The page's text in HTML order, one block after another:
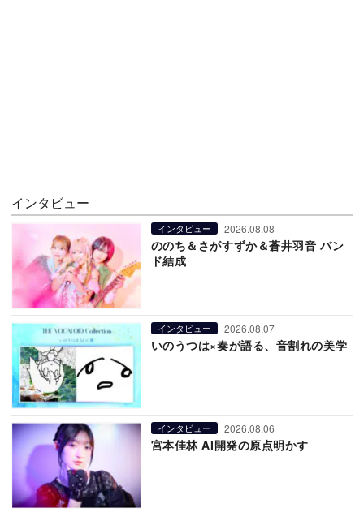
インタビュー
インタビュー 2026.08.08
ののち＆さがすずか＆蒼井羽音 バン
ド結成
インタビュー 2026.08.07
いのうつは×奏が語る、音割れの美学
インタビュー 2026.08.06
宮本佳林 AI開発の原点明かす